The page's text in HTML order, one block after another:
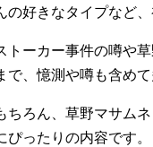
の好きなタイプなど
トーカー事件の噂や
で、憶測や噂も含め
ちろん、草野マサム
ったりの内容です。